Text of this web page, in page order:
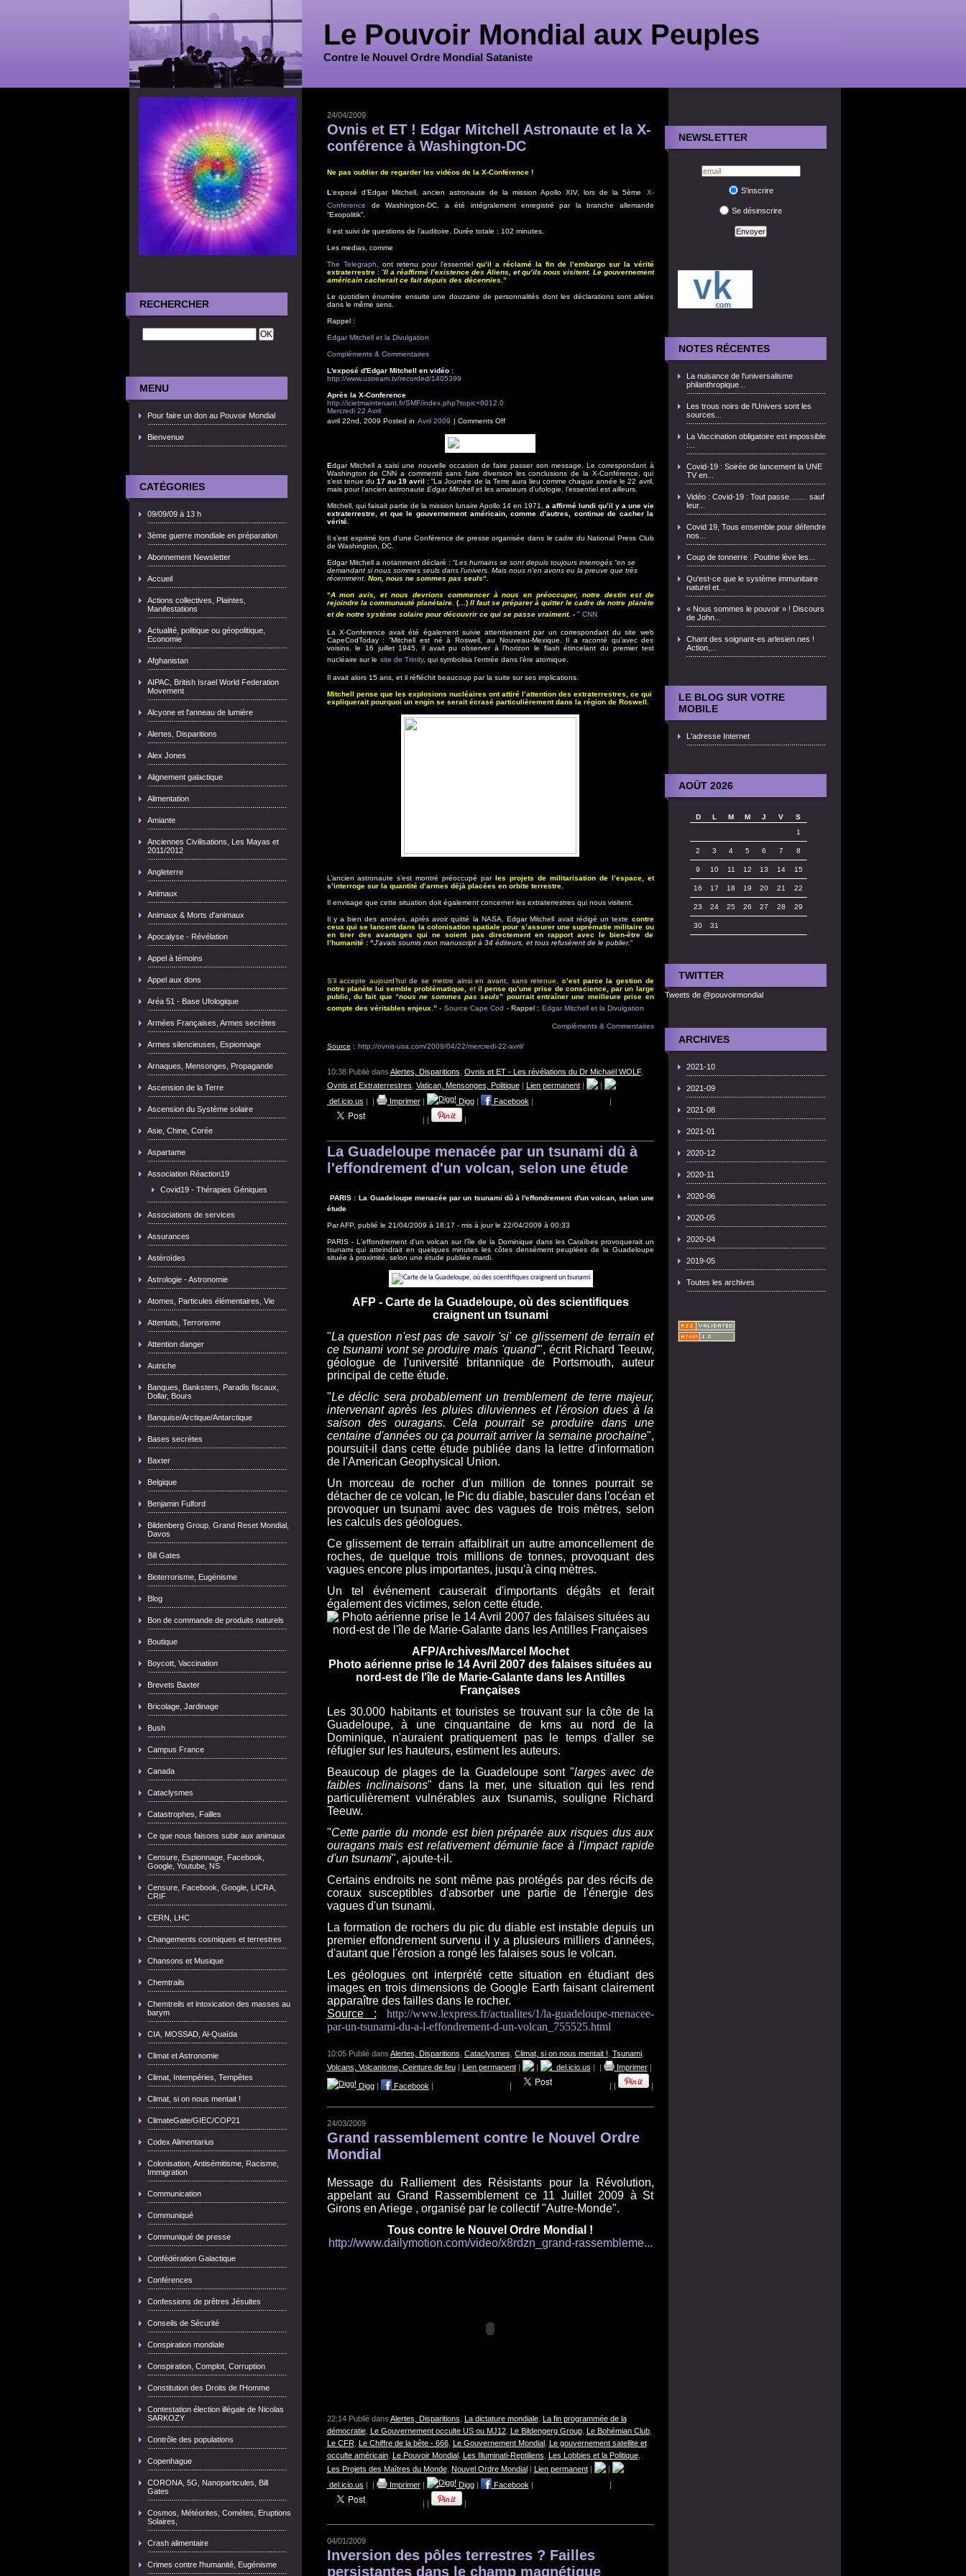
Le Pouvoir Mondial aux Peuples
Contre le Nouvel Ordre Mondial Sataniste
RECHERCHER
MENU
Pour faire un don au Pouvoir Mondial
Bienvenue
CATÉGORIES
09/09/09 à 13 h
3ème guerre mondiale en préparation
Abonnement Newsletter
Accueil
Actions collectives, Plaintes,
Manifestations
Actualité, politique ou géopolitique,
Economie
Afghanistan
AIPAC, British Israel World Federation
Movement
Alcyone et l'anneau de lumière
Alertes, Disparitions
Alex Jones
Alignement galactique
Alimentation
Amiante
Anciennes Civilisations, Les Mayas et
2011/2012
Angleterre
Animaux
Animaux & Morts d'animaux
Apocalyse - Révélation
Appel à témoins
Appel aux dons
Aréa 51 - Base Ufologique
Armées Françaises, Armes secrètes
Armes silencieuses, Espionnage
Arnaques, Mensonges, Propagande
Ascension de la Terre
Ascension du Système solaire
Asie, Chine, Corée
Aspartame
Association Réaction19
Covid19 - Thérapies Géniques
Associations de services
Assurances
Astéroïdes
Astrologie - Astronomie
Atomes, Particules élémentaires, Vie
Attentats, Terrorisme
Attention danger
Autriche
Banques, Banksters, Paradis fiscaux,
Dollar, Bours
Banquise/Arctique/Antarctique
Bases secrètes
Baxter
Belgique
Benjamin Fulford
Bildenberg Group, Grand Reset Mondial,
Davos
Bill Gates
Bioterrorisme, Eugénisme
Blog
Bon de commande de produits naturels
Boutique
Boycott, Vaccination
Brevets Baxter
Bricolage, Jardinage
Bush
Campus France
Canada
Cataclysmes
Catastrophes, Failles
Ce que nous faisons subir aux animaux
Censure, Espionnage, Facebook,
Google, Youtube, NS
Censure, Facebook, Google, LICRA,
CRIF
CERN, LHC
Changements cosmiques et terrestres
Chansons et Musique
Chemtrails
Chemtreils et intoxication des masses au
barym
CIA, MOSSAD, Al-Quaïda
Climat et Astronomie
Climat, Intempéries, Tempêtes
Climat, si on nous mentait !
ClimateGate/GIEC/COP21
Codex Alimentarius
Colonisation, Antisémitisme, Racisme,
Immigration
Communication
Communiqué
Communiqué de presse
Confédération Galactique
Conférences
Confessions de prêtres Jésuites
Conseils de Sécurité
Conspiration mondiale
Conspiration, Complot, Corruption
Constitution des Droits de l'Homme
Contestation élection illégale de Nicolas
SARKOZY
Contrôle des populations
Copenhague
CORONA, 5G, Nanoparticules, Bill
Gates
Cosmos, Météorites, Comètes, Eruptions
Solaires,
Crash alimentaire
Crimes contre l'humanité, Eugénisme
NEWSLETTER
S'inscrire
Se désinscrire
NOTES RÉCENTES
La nuisance de l'universalisme
philanthropique...
Les trous noirs de l'Univers sont les
sources...
La Vaccination obligatoire est impossible
:...
Covid-19 : Soirée de lancement la UNE
TV en...
Vidéo : Covid-19 : Tout passe……. sauf
leur...
Covid 19, Tous ensemble pour défendre
nos...
Coup de tonnerre : Poutine lève les...
Qu'est-ce que le système immunitaire
naturel et...
« Nous sommes le pouvoir » ! Discours
de John...
Chant des soignant-es arlesien.nes !
Action,...
LE BLOG SUR VOTRE
MOBILE
L'adresse Internet
AOÛT 2026
D L M M J V
S
1
2 3 4 5 6 7 8
9 10 11 12 13 14 15
16 17 18 19 20 21 22
23 24 25 26 27 28 29
30 31
TWITTER
Tweets de @pouvoirmondial
ARCHIVES
2021-10
2021-09
2021-08
2021-01
2020-12
2020-11
2020-06
2020-05
2020-04
2019-05
Toutes les archives
24/04/2009
Ovnis et ET ! Edgar Mitchell Astronaute et la X-
conférence à Washington-DC
Ne pas oublier de regarder les vidéos de la X-Conférence !
L‘exposé d’Edgar Mitchell, ancien astronaute de la mission Apollo XIV, lors de la 5ème
X-
Conference
de Washington-DC, a été intégralement enregistré par la branche allemande
“Exopolitik”.
Il est suivi de questions de l’auditoire. Durée totale : 102 minutes.
Les medias, comme
The Telegraph , ont retenu pour l’essentiel qu’il a réclamé la fin de l’embargo sur la vérité
extraterrestre: “Il a réaffirmé l’existence des Aliens, et qu’ils nous visitent. Le gouvernement
américain cacherait ce fait depuis des décennies. ”
Le quotidien énumére ensuite une douzaine de personnalités dont les déclarations sont allées
dans le même sens.
Rappel :
Edgar Mitchell et la Divulgation
Compléments & Commentaires
L'exposé d'Edgar Mitchell en vidéo :
http://www.ustream.tv/recorded/1405399
Après la X-Conference
http://icietmaintenant.fr/SMF/index.php?topic=8012.0
Mercredi 22 Avril
avril 22nd, 2009 Posted in Avril 2009 | Comments Off
Edgar Mitchell a saisi une nouvelle occasion de faire passer son message. Le correspondant à
Washington de CNN a commenté sans faire diversion les conclusions de la X-Conférence, qui
s’est tenue du 17 au 19 avril : “La Journée de la Terre aura lieu comme chaque année le 22 avril,
mais pour l’ancien astronaute Edgar Mitchellet les amateurs d’ufologie, l’essentiel est ailleurs.
Mitchell, qui faisait partie de la mission lunaire Apollo 14 en 1971, a affirmé lundi qu’il y a une vie
extraterrestre, et que le gouvernement américain, comme d’autres, continue de cacher la
vérité.
Il s’est exprimé lors d’une Conférence de presse organisée dans le cadre du National Press Club
de Washington, DC.
Edgar Mitchell a notamment déclaré : “Les humains se sont depuis toujours interrogés “en se
demandant si nous sommes seuls dans l’univers. Mais nous n’en avons eu la preuve que très
récemment. Non, nous ne sommes pas seuls“.
“A mon avis, et nous devrions commencer à nous en préoccuper, notre destin est de
rejoindre la communauté planétaire. (…) Il faut se préparer à quitter le cadre de notre planète
et de notre système solaire pour découvrir ce qui se passe vraiment. -” CNN
La X-Conference avait été également suivie attentivement par un correspondant du site web
CapeCodToday : “Mitchell est né à Roswell, au Nouveau-Mexique. Il a raconté qu’avec des
voisins, le 16 juillet 1945, il avait pu observer à l’horizon le flash étincelant du premier test
nucléaire sur le site de Trinity, qui symbolisa l’entrée dans l’ère atomique.
Il avait alors 15 ans, et il réfléchit beaucoup par la suite sur ses implications.
Mitchell pense que les explosions nucléaires ont attiré l’attention des extraterrestres, ce qui
expliquerait pourquoi un engin se serait écrasé particulièrement dans la région de Roswell.
L’ancien astronaute s’est montré préoccupé par les projets de militarisation de l’espace, et
s’interroge sur la quantité d’armes déjà placées en orbite terrestre.
Il envisage que cette situation doit également concerner les extraterrestres qui nous visitent.
Il y a bien des années, après avoir quitté la NASA, Edgar Mitchell avait rédigé un texte contre
ceux qui se lancent dans la colonisation spatiale pour s’assurer une suprématie militaire ou
en tirer des avantages qui ne soient pas directement en rapport avec le bien-être de
l’humanité :“J’avais soumis mon manuscript à 34 éditeurs, et tous refusèrent de le publier.“
S’il accepte aujourd’hui de se mettre ainsi en avant, sans retenue, c’est parce la gestion de
notre planète lui semble problèmatique,
et il pense qu’une prise de conscience, par un large
public, du fait que “nous ne sommes pas seuls” pourrait entraîner une meilleure prise en
compte des véritables enjeux.”- Source Cape Cod - Rappel : Edgar Mitchell et la Divulgation
Compléments & Commentaires
Source : http://ovnis-usa.com/2009/04/22/mercredi-22-avril/
10:38 Publié dans Alertes, Disparitions Ovnis et ET - Les révélations du Dr Michaël WOLF,
Ovnis et Extraterrestres Vatican, Mensonges, Politique| Lien permanent|
|
del.icio.us | | Imprimer| Digg| Facebook | |
| | |
La Guadeloupe menacée par un tsunami dû à
l'effondrement d'un volcan, selon une étude
PARIS : La Guadeloupe menacée par un tsunami dû à l'effondrement d'un volcan, selon une
étude
Par AFP, publié le 21/04/2009 à 18:17 - mis à jour le 22/04/2009 à 00:33
PARIS - L'effondrement d'un volcan sur l'île de la Dominique dans les Caraïbes provoquerait un
tsunami qui atteindrait en quelques minutes les côtes densément peuplées de la Guadeloupe
située à proximité, selon une étude publiée mardi.
AFP - Carte de la Guadeloupe, où des scientifiques
craignent un tsunami
"La question n'est pas de savoir 'si' ce glissement de terrain et
ce tsunami vont se produire mais 'quand'", écrit Richard Teeuw,
géologue de l'université britannique de Portsmouth, auteur
principal de cette étude.
"Le déclic sera probablement un tremblement de terre majeur,
intervenant après les pluies diluviennes et l'érosion dues à la
saison des ouragans. Cela pourrait se produire dans une
centaine d'années ou ça pourrait arriver la semaine prochaine",
poursuit-il dans cette étude publiée dans la lettre d'information
de l'American Geophysical Union.
Un morceau de rocher d'un million de tonnes pourrait se
détacher de ce volcan, le Pic du diable, basculer dans l'océan et
provoquer un tsunami avec des vagues de trois mètres, selon
les calculs des géologues.
Ce glissement de terrain affaiblirait un autre amoncellement de
roches, de quelque trois millions de tonnes, provoquant des
vagues encore plus importantes, jusqu'à cinq mètres.
Un tel événement causerait d'importants dégâts et ferait
également des victimes, selon cette étude.
AFP/Archives/Marcel Mochet
Photo aérienne prise le 14 Avril 2007 des falaises situées au
nord-est de l'île de Marie-Galante dans les Antilles
Françaises
Les 30.000 habitants et touristes se trouvant sur la côte de la
Guadeloupe, à une cinquantaine de kms au nord de la
Dominique, n'auraient pratiquement pas le temps d'aller se
réfugier sur les hauteurs, estiment les auteurs.
Beaucoup de plages de la Guadeloupe sont "larges avec de
faibles inclinaisons" dans la mer, une situation qui les rend
particulièrement vulnérables aux tsunamis, souligne Richard
Teeuw.
"Cette partie du monde est bien préparée aux risques dus aux
ouragans mais est relativement démunie face à l'impact rapide
d'un tsunami", ajoute-t-il.
Certains endroits ne sont même pas protégés par des récifs de
coraux susceptibles d'absorber une partie de l'énergie des
vagues d'un tsunami.
La formation de rochers du pic du diable est instable depuis un
premier effondrement survenu il y a plusieurs milliers d'années,
d'autant que l'érosion a rongé les falaises sous le volcan.
Les géologues ont interprété cette situation en étudiant des
images en trois dimensions de Google Earth faisant clairement
apparaître des failles dans le rocher.
Source :
http://www.lexpress.fr/actualites/1/la-guadeloupe-menacee-
par-un-tsunami-du-a-l-effondrement-d-un-volcan_755525.html
10:05 Publié dans Alertes, Disparitions Cataclysmes Climat, si on nous mentait ! Tsunami,
Volcans, Volcanisme, Ceinture de feu| Lien permanent| | del.icio.us | | Imprimer|
Digg| Facebook | | | | |
24/03/2009
Grand rassemblement contre le Nouvel Ordre
Mondial
Message du Ralliement des Résistants pour la Révolution,
appelant au Grand Rassemblement ce 11 Juillet 2009 à St
Girons en Ariege , organisé par le collectif "Autre-Monde".
Tous contre le Nouvel Ordre Mondial !
http://www.dailymotion.com/video/x8rdzn_grand-rassembleme...
22:14 Publié dans Alertes, Disparitions La dictature mondiale, La fin programmée de la
démocratie, Le Gouvernement occulte US ou MJ12, Le Bildengerg Group, Le Bohémian Club,
Le CFR, Le Chiffre de la bête - 666, Le Gouvernement Mondial, Le gouvernement satellite et
occulte américain, Le Pouvoir Mondial, Les Illuminati-Reptiliens Les Lobbies et la Politique,
Les Projets des Maîtres du Monde, Nouvel Ordre Mondial| Lien permanent|
|
del.icio.us | | Imprimer| Digg| Facebook | |
| | |
04/01/2009
Inversion des pôles terrestres ? Failles
persistantes dans le champ magnétique